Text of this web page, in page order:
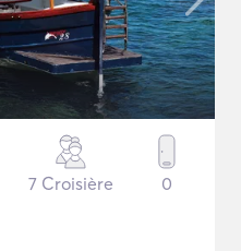
7 Croisière 0